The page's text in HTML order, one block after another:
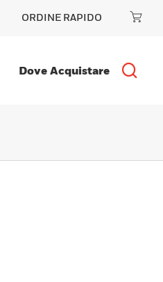
ORDINE RAPIDO
Dove Acquistare